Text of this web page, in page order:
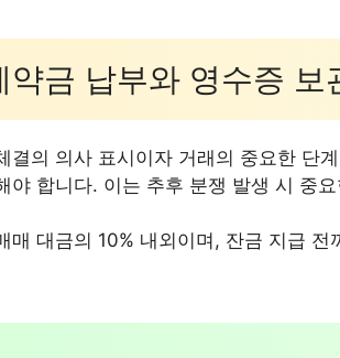
금 납부와 영수증 보
결의 의사 표시이자 거래의 중요한 단
야 합니다. 이는 추후 분쟁 발생 시 중
매 대금의 10% 내외이며, 잔금 지급